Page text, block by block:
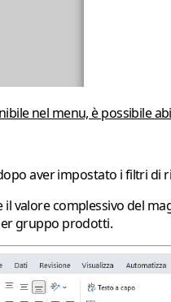
nel menu, è possibile
aver impostato i filtri di
valore complessivo del
gruppo prodotti.